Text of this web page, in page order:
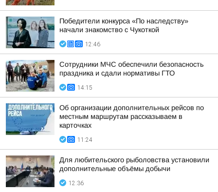
Победители конкурса «По наследству»
начали знакомство с Чукоткой
12:46
Сотрудники МЧС обеспечили безопасность
праздника и сдали нормативы ГТО
14:15
Об организации дополнительных рейсов по
местным маршрутам рассказываем в
карточках
11:24
Для любительского рыболовства установили
дополнительные объёмы добычи
12:36